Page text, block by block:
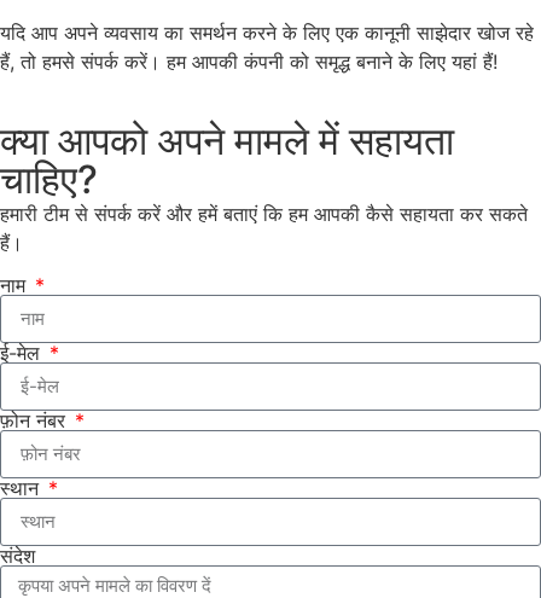
यदि आप अपने व्यवसाय का समर्थन करने के लिए एक कानूनी साझेदार खोज रहे
हैं, तो हमसे संपर्क करें। हम आपकी कंपनी को समृद्ध बनाने के लिए यहां हैं!
क्या आपको अपने मामले में सहायता
चाहिए?
हमारी टीम से संपर्क करें और हमें बताएं कि हम आपकी कैसे सहायता कर सकते
हैं।
नाम
ई-मेल
फ़ोन नंबर
स्थान
संदेश